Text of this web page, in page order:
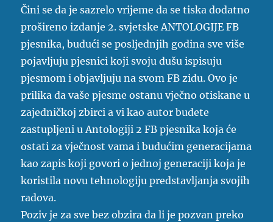
Čini se da je sazrelo vrijeme da se tiska dodatno
prošireno izdanje 2. svjetske ANTOLOGIJE FB
pjesnika, budući se posljednjih godina sve više
pojavljuju pjesnici koji svoju dušu ispisuju
pjesmom i objavljuju na svom FB zidu. Ovo je
prilika da vaše pjesme ostanu vječno otiskane u
zajedničkoj zbirci a vi kao autor budete
zastupljeni u Antologiji 2 FB pjesnika koja će
ostati za vječnost vama i budućim generacijama
kao zapis koji govori o jednoj generaciji koja je
koristila novu tehnologiju predstavljanja svojih
radova.
Poziv je za sve bez obzira da li je pozvan preko